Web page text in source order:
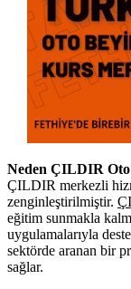
Neden ÇILDIR
ÇILDIR merkezli
zenginleştirilmiştir.
eğitim sunmakla
uygulamalarıyla
sektörde aranan bir
sağlar.